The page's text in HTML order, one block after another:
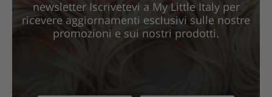
newsletter Iscrivetevi a My Little Italy per
ricevere aggiornamenti esclusivi sulle nostre
promozioni e sui nostri prodotti.